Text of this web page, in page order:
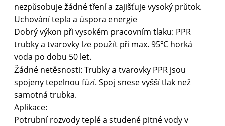
nezpůsobuje žádné tření a zajišťuje vysoký průtok.
Uchování tepla a úspora energie
Dobrý výkon při vysokém pracovním tlaku: PPR
trubky a tvarovky lze použít při max. 95℃ horká
voda po dobu 50 let.
Žádné netěsnosti: Trubky a tvarovky PPR jsou
spojeny tepelnou fúzí. Spoj snese vyšší tlak než
samotná trubka.
Aplikace:
Potrubní rozvody teplé a studené pitné vody v